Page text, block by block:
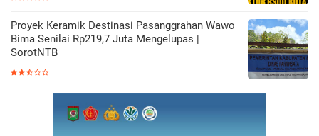
Proyek Keramik Destinasi Pasanggrahan Wawo
Bima Senilai Rp219,7 Juta Mengelupas |
SorotNTB